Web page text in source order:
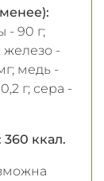
- 90 г;
железо -
медь -
г; сера -
360 ккал.